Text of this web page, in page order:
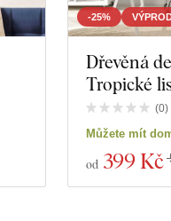
-25%
Dřevěná
Tropické
(0)
Můžete mít
od 399 Kč